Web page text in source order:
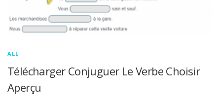
ALL
Télécharger Conjuguer Le Verbe Choisir
Aperçu